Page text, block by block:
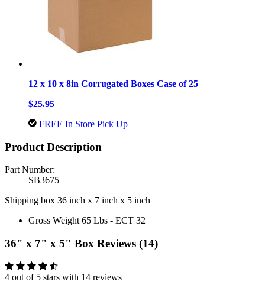
12 x 10 x 8in Corrugated Boxes Case of 25
$25.95
FREE In Store Pick Up
Product Description
Part Number:
SB3675
Shipping box 36 inch x 7 inch x 5 inch
Gross Weight 65 Lbs - ECT 32
36" x 7" x 5" Box Reviews (14)
4 out of 5 stars with 14 reviews